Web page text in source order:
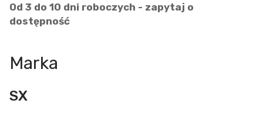
Od 3 do 10 dni roboczych - zapytaj o
dostępność
Marka
SX